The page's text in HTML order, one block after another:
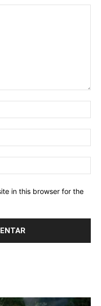
in this browser for the